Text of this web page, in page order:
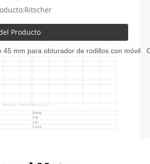
Ritscher
Producto
45 mm para obturador de rodillos con móvil
Adaptador
Ldler (G
60 accesorio
220-60
0.6a
134
1.0-2.5